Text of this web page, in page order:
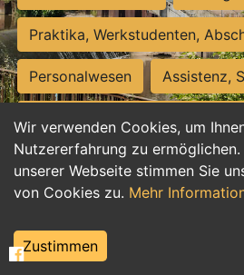
Wir verwenden Cookies, um
Nutzererfahrung zu
unserer Webseite stimmen Sie
von Cookies zu. Mehr
Zustimmen
Praktika, Werkstudenten,
Personalwesen Assistenz,
Hilfskräfte, Aushilfs- und
Einkauf, Logistik,
Weiterbildung, Studium, duale
Tourismus